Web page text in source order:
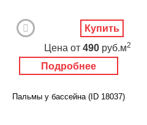
Подробнее
Цена от 490 руб.м2
Купить
Пальмы у бассейна (ID 18037)